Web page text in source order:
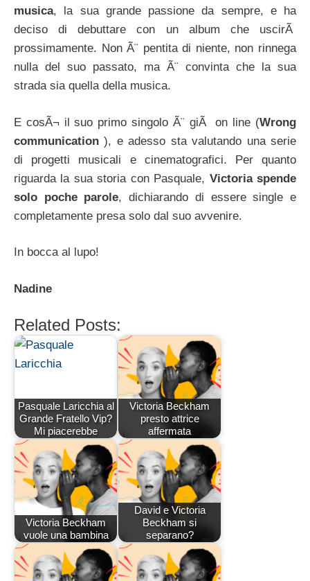
musica, la sua grande passione da sempre, e ha
deciso di debuttare con un album che uscirÃ
prossimamente. Non Ã¨ pentita di niente, non rinnega
nulla del suo passato, ma Ã¨ convinta che la sua
strada sia quella della musica.
E cosÃ¬ il suo primo singolo Ã¨ giÃ on line (Wrong
communication), e adesso sta valutando una serie
di progetti musicali e cinematografici. Per quanto
riguarda la sua storia con Pasquale, Victoria spende
solo poche parole, dichiarando di essere single e
completamente presa solo dal suo avvenire.
In bocca al lupo!
Nadine
Related Posts:
Pasquale Laricchia al
Grande Fratello Vip?
Mi piacerebbe
Victoria Beckham
presto attrice
affermata
Victoria Beckham
vuole una bambina
David e Victoria
Beckham si
separano?